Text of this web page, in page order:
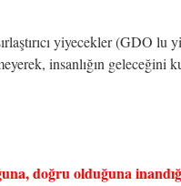
yiyecekler (GDO lu
insanlığın geleceğini
doğru olduğuna